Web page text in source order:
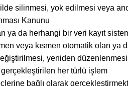
silinmesi, yok edilmesi veya
Kanunu
ya da herhangi bir veri kayıt
veya kısmen otomatik olan ya
yeniden düzenlenmesi,
her türlü işlem
bağlı olarak